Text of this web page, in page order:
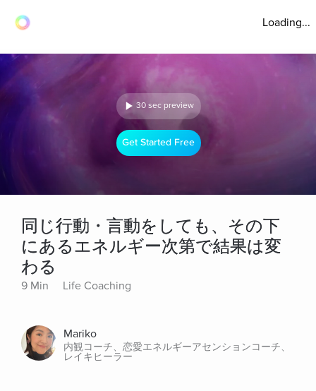
Loading...
30 sec preview
Get Started Free
同じ行動・言動をしても、その下
にあるエネルギー次第で結果は変
わる
9 Min Life Coaching
Mariko
内観コーチ、恋愛エネルギーアセンションコーチ、
レイキヒーラー